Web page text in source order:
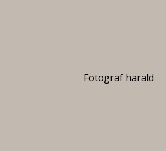
Fotograf harald